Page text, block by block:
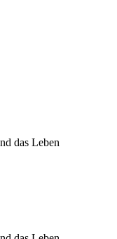
das Leben